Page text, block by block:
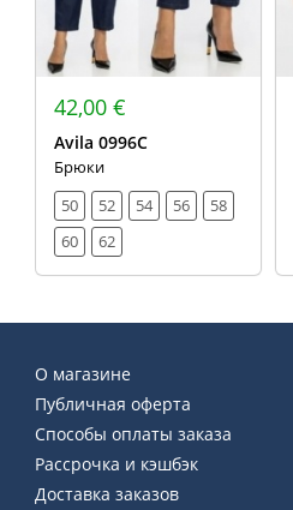
42,00 €
Avila 0996С
Брюки
50
52 54 56
58
60
62
О магазине
Публичная оферта
Способы оплаты заказа
Рассрочка и кэшбэк
Доставка заказов